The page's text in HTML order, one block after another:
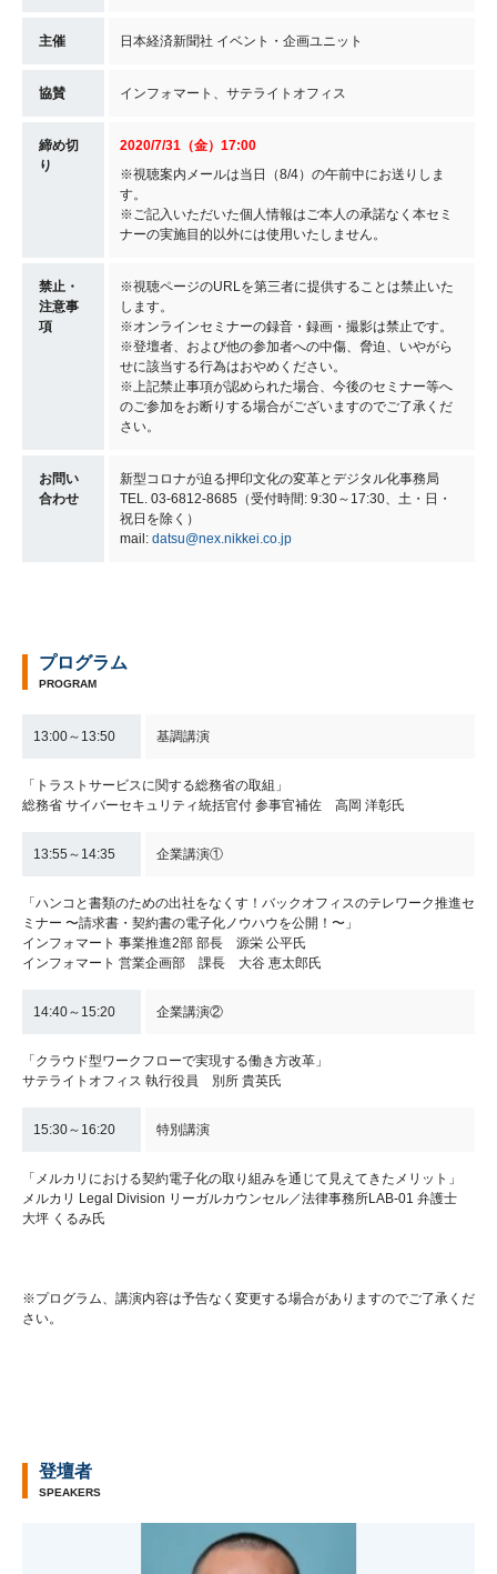
主催 日本経済新聞社 イベント・企画ユニット
協賛 インフォマート、サテライトオフィス
締め切
り
2020/7/31（金）17:00
※視聴案内メールは当日（8/4）の午前中にお送りしま
す。
※ご記入いただいた個人情報はご本人の承諾なく本セミ
ナーの実施目的以外には使用いたしません。
禁止・
注意事
項
※視聴ページのURLを第三者に提供することは禁止いた
します。
※オンラインセミナーの録音・録画・撮影は禁止です。
※登壇者、および他の参加者への中傷、脅迫、いやがら
せに該当する行為はおやめください。
※上記禁止事項が認められた場合、今後のセミナー等へ
のご参加をお断りする場合がございますのでご了承くだ
さい。
お問い
合わせ
新型コロナが迫る押印文化の変革とデジタル化事務局
TEL. 03-6812-8685（受付時間: 9:30～17:30、土・日・
祝日を除く）
mail: datsu@nex.nikkei.co.jp
プログラム
PROGRAM
13:00～13:50 基調講演
「トラストサービスに関する総務省の取組」
総務省 サイバーセキュリティ統括官付 参事官補佐 高岡 洋彰氏
13:55～14:35 企業講演①
「ハンコと書類のための出社をなくす！バックオフィスのテレワーク推進セ
ミナー 〜請求書・契約書の電子化ノウハウを公開！〜」
インフォマート 事業推進2部 部長 源栄 公平氏
インフォマート 営業企画部 課長 大谷 恵太郎氏
14:40～15:20 企業講演②
「クラウド型ワークフローで実現する働き方改革」
サテライトオフィス 執行役員 別所 貴英氏
15:30～16:20 特別講演
「メルカリにおける契約電子化の取り組みを通じて見えてきたメリット」
メルカリ Legal Division リーガルカウンセル／法律事務所LAB-01 弁護士
大坪 くるみ氏
※プログラム、講演内容は予告なく変更する場合がありますのでご了承くだ
さい。
登壇者
SPEAKERS